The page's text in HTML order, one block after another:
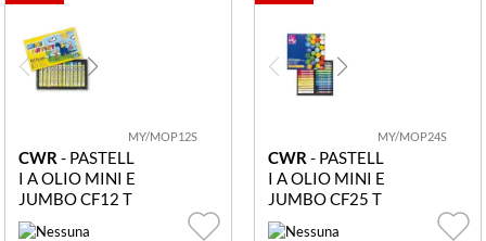
MY/MOP12S
CWR - PASTELL
I A OLIO MINI E
JUMBO CF12 T
ONDI ASSORT.
MY/MOP24S
CWR - PASTELL
I A OLIO MINI E
JUMBO CF25 T
ONDI ASSORT.